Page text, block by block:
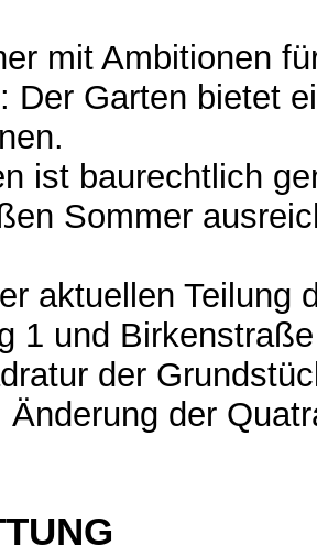
mit Ambitionen
Der Garten bietet
ist baurechtlich
Sommer
aktuellen Teilung
1 und
der
Änderung der